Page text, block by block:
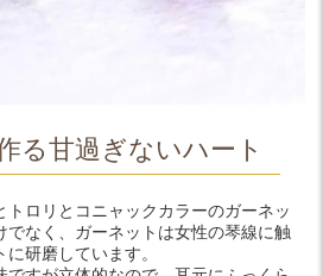
る甘過ぎないハート
ロリとコニャックカラーのガーネッ
でなく、ガーネットは女性の琴線に触
研磨しています。